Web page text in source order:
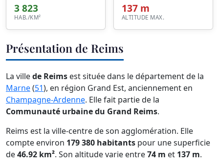
3 823
HAB./KM²
137 m
ALTITUDE MAX.
Présentation de Reims
La villede Reims est située dans le département de la
Marne(51), en région Grand Est, anciennement en
Champagne-Ardenne. Elle fait partie de la
Communauté urbaine du Grand Reims.
Reims est la ville-centre de son agglomération. Elle
compte environ 179 380 habitants pour une superficie
de46.92 km². Son altitude varie entre74 m et 137 m.